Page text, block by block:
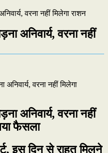
वरना नहीं मिलेगा राशन
अनिवार्य, वरना नहीं
अनिवार्य, वरना नहीं
फैसला
इस दिन से राहत मिलने